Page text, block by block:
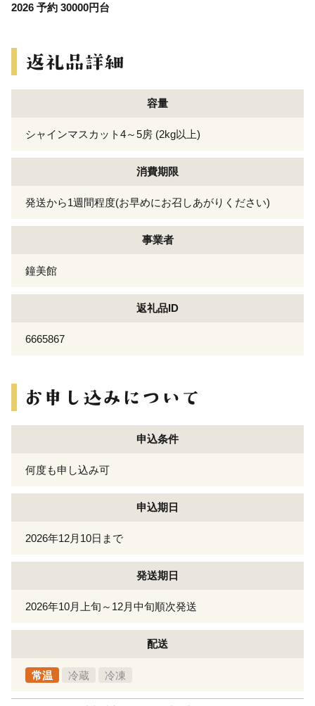
2026 予約 30000円台
容量
シャインマスカット4～5房 (2kg以上)
消費期限
発送から1週間程度(お早めにお召しあがりください)
事業者
鐘美館
返礼品ID
6665867
申込条件
何度も申し込み可
申込期日
2026年12月10日まで
発送期日
2026年10月上旬～12月中旬順次発送
配送
常温 冷蔵 冷凍